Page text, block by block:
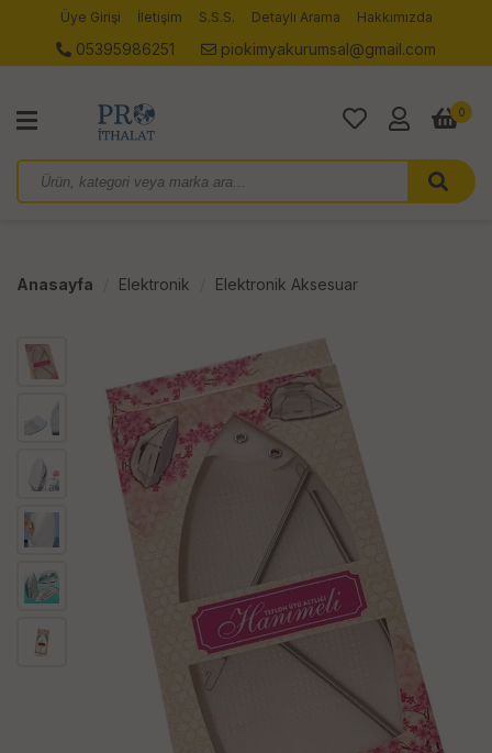
Üye Girişi İletişim S.S.S. Detaylı Arama Hakkımızda
05395986251 piokimyakurumsal@gmail.com
0
Anasayfa Elektronik Elektronik Aksesuar